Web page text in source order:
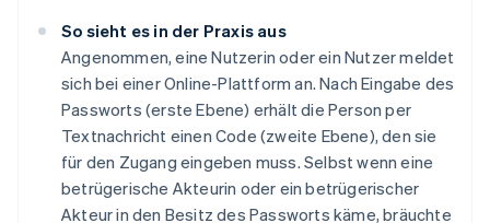
So sieht es in der Praxis aus
Angenommen, eine Nutzerin oder ein Nutzer meldet
sich bei einer Online-Plattform an. Nach Eingabe des
Passworts (erste Ebene) erhält die Person per
Textnachricht einen Code (zweite Ebene), den sie
für den Zugang eingeben muss. Selbst wenn eine
betrügerische Akteurin oder ein betrügerischer
Akteur in den Besitz des Passworts käme, bräuchte